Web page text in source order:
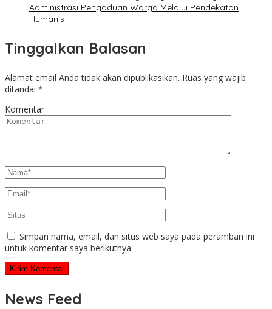
Administrasi Pengaduan Warga Melalui Pendekatan
Humanis
Tinggalkan Balasan
Alamat email Anda tidak akan dipublikasikan. Ruas yang wajib
ditandai *
Komentar
Simpan nama, email, dan situs web saya pada peramban ini
untuk komentar saya berikutnya.
News Feed